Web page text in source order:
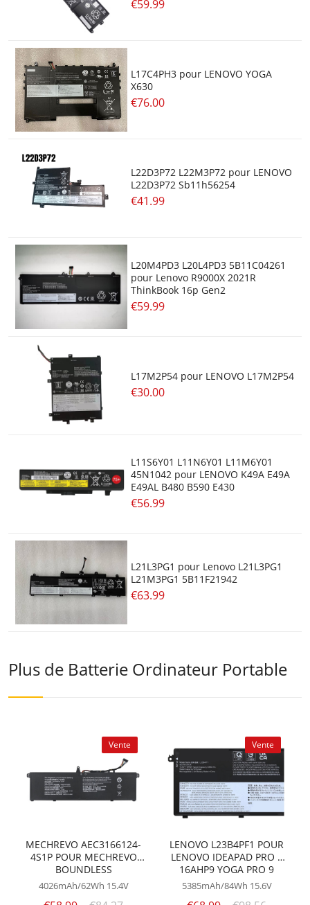
€59.99
L17C4PH3 pour LENOVO YOGA
X630
€76.00
L22D3P72 L22M3P72 pour LENOVO
L22D3P72 Sb11h56254
€41.99
L20M4PD3 L20L4PD3 5B11C04261
pour Lenovo R9000X 2021R
ThinkBook 16p Gen2
€59.99
L17M2P54 pour LENOVO L17M2P54
€30.00
L11S6Y01 L11N6Y01 L11M6Y01
45N1042 pour LENOVO K49A E49A
E49AL B480 B590 E430
€56.99
L21L3PG1 pour Lenovo L21L3PG1
L21M3PG1 5B11F21942
€63.99
Plus de Batterie Ordinateur Portable
Vente
MECHREVO AEC3166124-
4S1P POUR MECHREVO
BOUNDLESS
14+BOUNDLESS 14 PRO
4026mAh/62Wh 15.4V
Vente
LENOVO L23B4PF1 POUR
LENOVO IDEAPAD PRO 5
16AHP9 YOGA PRO 9
16IMH9
5385mAh/84Wh 15.6V